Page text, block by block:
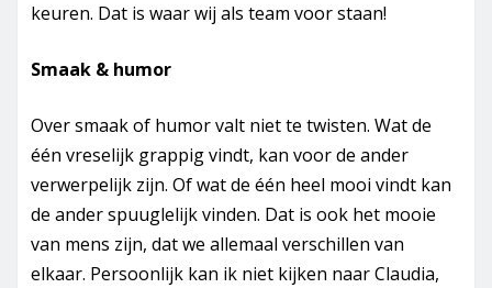
keuren. Dat is waar wij als team voor staan!
Smaak & humor
Over smaak of humor valt niet te twisten. Wat de
één vreselijk grappig vindt, kan voor de ander
verwerpelijk zijn. Of wat de één heel mooi vindt kan
de ander spuuglelijk vinden. Dat is ook het mooie
van mens zijn, dat we allemaal verschillen van
elkaar. Persoonlijk kan ik niet kijken naar Claudia,